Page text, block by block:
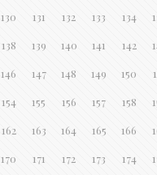
130 131 132 133 134
138 139 140 141 142
146 147 148 149 150
154 155 156 157 158
162 163 164 165 166
170 171 172 173 174